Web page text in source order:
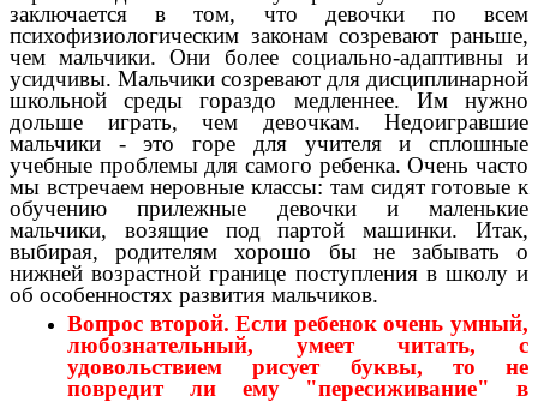
заключается в том, что девочки по всем
психофизиологическим законам созревают раньше,
чем мальчики. Они более социально-адаптивны и
усидчивы. Мальчики созревают для дисциплинарной
школьной среды гораздо медленнее. Им нужно
дольше играть, чем девочкам. Недоигравшие
мальчики - это горе для учителя и сплошные
учебные проблемы для самого ребенка. Очень часто
мы встречаем неровные классы: там сидят готовые к
обучению прилежные девочки и маленькие
мальчики, возящие под партой машинки. Итак,
выбирая, родителям хорошо бы не забывать о
нижней возрастной границе поступления в школу и
об особенностях развития мальчиков.
Вопрос второй. Если ребенок очень умный,
любознательный, умеет читать, с
удовольствием рисует буквы, то не
повредит ли ему "пересиживание" в